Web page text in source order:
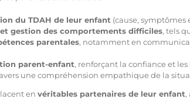
du TDAH de leur enfant (cause, symptômes
gestion des comportements difficiles, tels
parentales, notamment en
parent-enfant, renforçant la confiance et
une compréhension empathique de la
en véritables partenaires de leur enfant,